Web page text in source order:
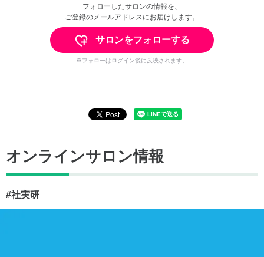
フォローしたサロンの情報を、
ご登録のメールアドレスにお届けします。
サロンをフォローする
※フォローはログイン後に反映されます。
オンラインサロン情報
#社実研